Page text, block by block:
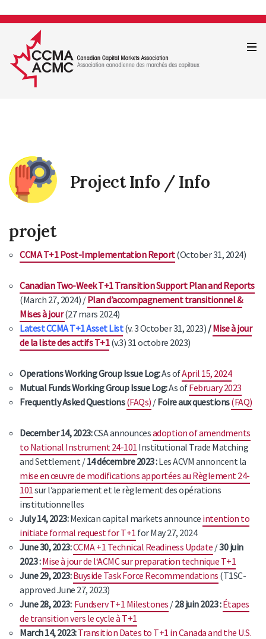
Project Info / Info
projet
CCMA T+1 Post-Implementation Report(October 31, 2024)
Canadian Two-Week T+1 Transition Support Plan and Reports
(March 27, 2024) /Plan d’accompagnement transitionnel &
Mises à jour(27 mars 2024)
Latest CCMA T+1 Asset List(v. 3 October 31, 2023) /Mise à jour
de la liste des actifs T+1(v.3) 31 octobre 2023)
Operations Working Group Issue Log:As ofApril 15, 2024
Mutual Funds Working Group Issue Log:As ofFebruary 2023
Frequently Asked Questions (FAQs) /Foire aux questions(FAQ)
December 14, 2023:CSA announcesadoption of amendments
to National Instrument 24-101 Institutional Trade Matching
and Settlement /14 décembre 2023 :Les ACVM annoncent la
mise en œuvre de modifications apportées au Règlement 24-
101 sur l’appariement et le règlement des opérations
institutionnelles
July 14, 2023:Mexican capital markets announce intention to
initiate formal request for T+1 for May 27, 2024
June 30, 2023:CCMA +1 Technical Readiness Update /30 juin
2023 :Mise à jour de l‘ACMC sur preparation technique T+1
June 29, 2023:Buyside Task Force Recommendations (T1SC-
approved June 27, 2023)
June 28, 2023: Fundserv T+1 Milestones /28 juin 2023 : Étapes
de transition vers le cycle à T+1
March 14, 2023:Transition Dates to T+1 in Canada and the U.S.